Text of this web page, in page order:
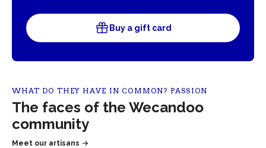
Buy a gift card
WHAT DO THEY HAVE IN COMMON? PASSION
The faces of the Wecandoo
community
Meet our artisans